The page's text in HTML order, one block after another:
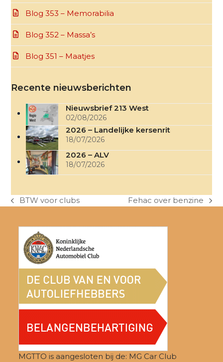
Blog 353 – Memorabilia
Blog 352 – Massa’s
Blog 351 – Maatjes
Recente nieuwsberichten
Nieuwsbrief 213 West
02/08/2026
2026 – Landelijke kersenrit
18/07/2026
2026 – ALV
18/07/2026
previous
BTW voor clubs
next
Fehac over benzine
MGTTO is aangesloten bij de: MG Car Club